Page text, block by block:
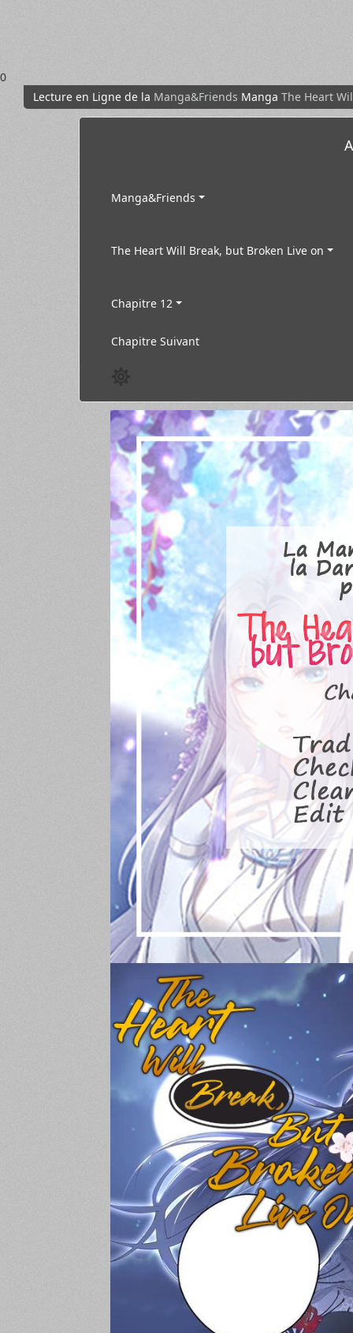
0
Lecture en Ligne de la Manga&Friends Manga The Heart
Manga&Friends
The Heart Will Break, but Broken Live on
Chapitre 12
Chapitre Suivant